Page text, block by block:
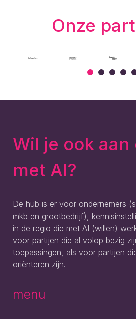
Onze
Wil je ook aan
met AI?
De hub is er voor ondernemers
mkb en grootbedrijf),
in de regio die met AI (willen)
voor partijen die al volop bezig
toepassingen, als voor partijen
oriënteren zijn.
menu